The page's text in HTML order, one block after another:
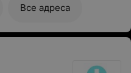
Все адреса